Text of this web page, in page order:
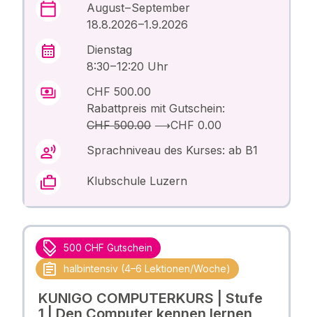
August – September
18.8.2026 –1.9.2026
Dienstag
8:30 – 12:20 Uhr
CHF 500.00
Rabattpreis mit Gutschein:
CHF 500.00⟶CHF 0.00
Sprachniveau des Kurses: ab B1
Klubschule Luzern
500 CHF Gutschein
halbintensiv (4–6 Lektionen/Woche)
KUNIGO COMPUTERKURS | Stufe
1 | Den Computer kennen lernen